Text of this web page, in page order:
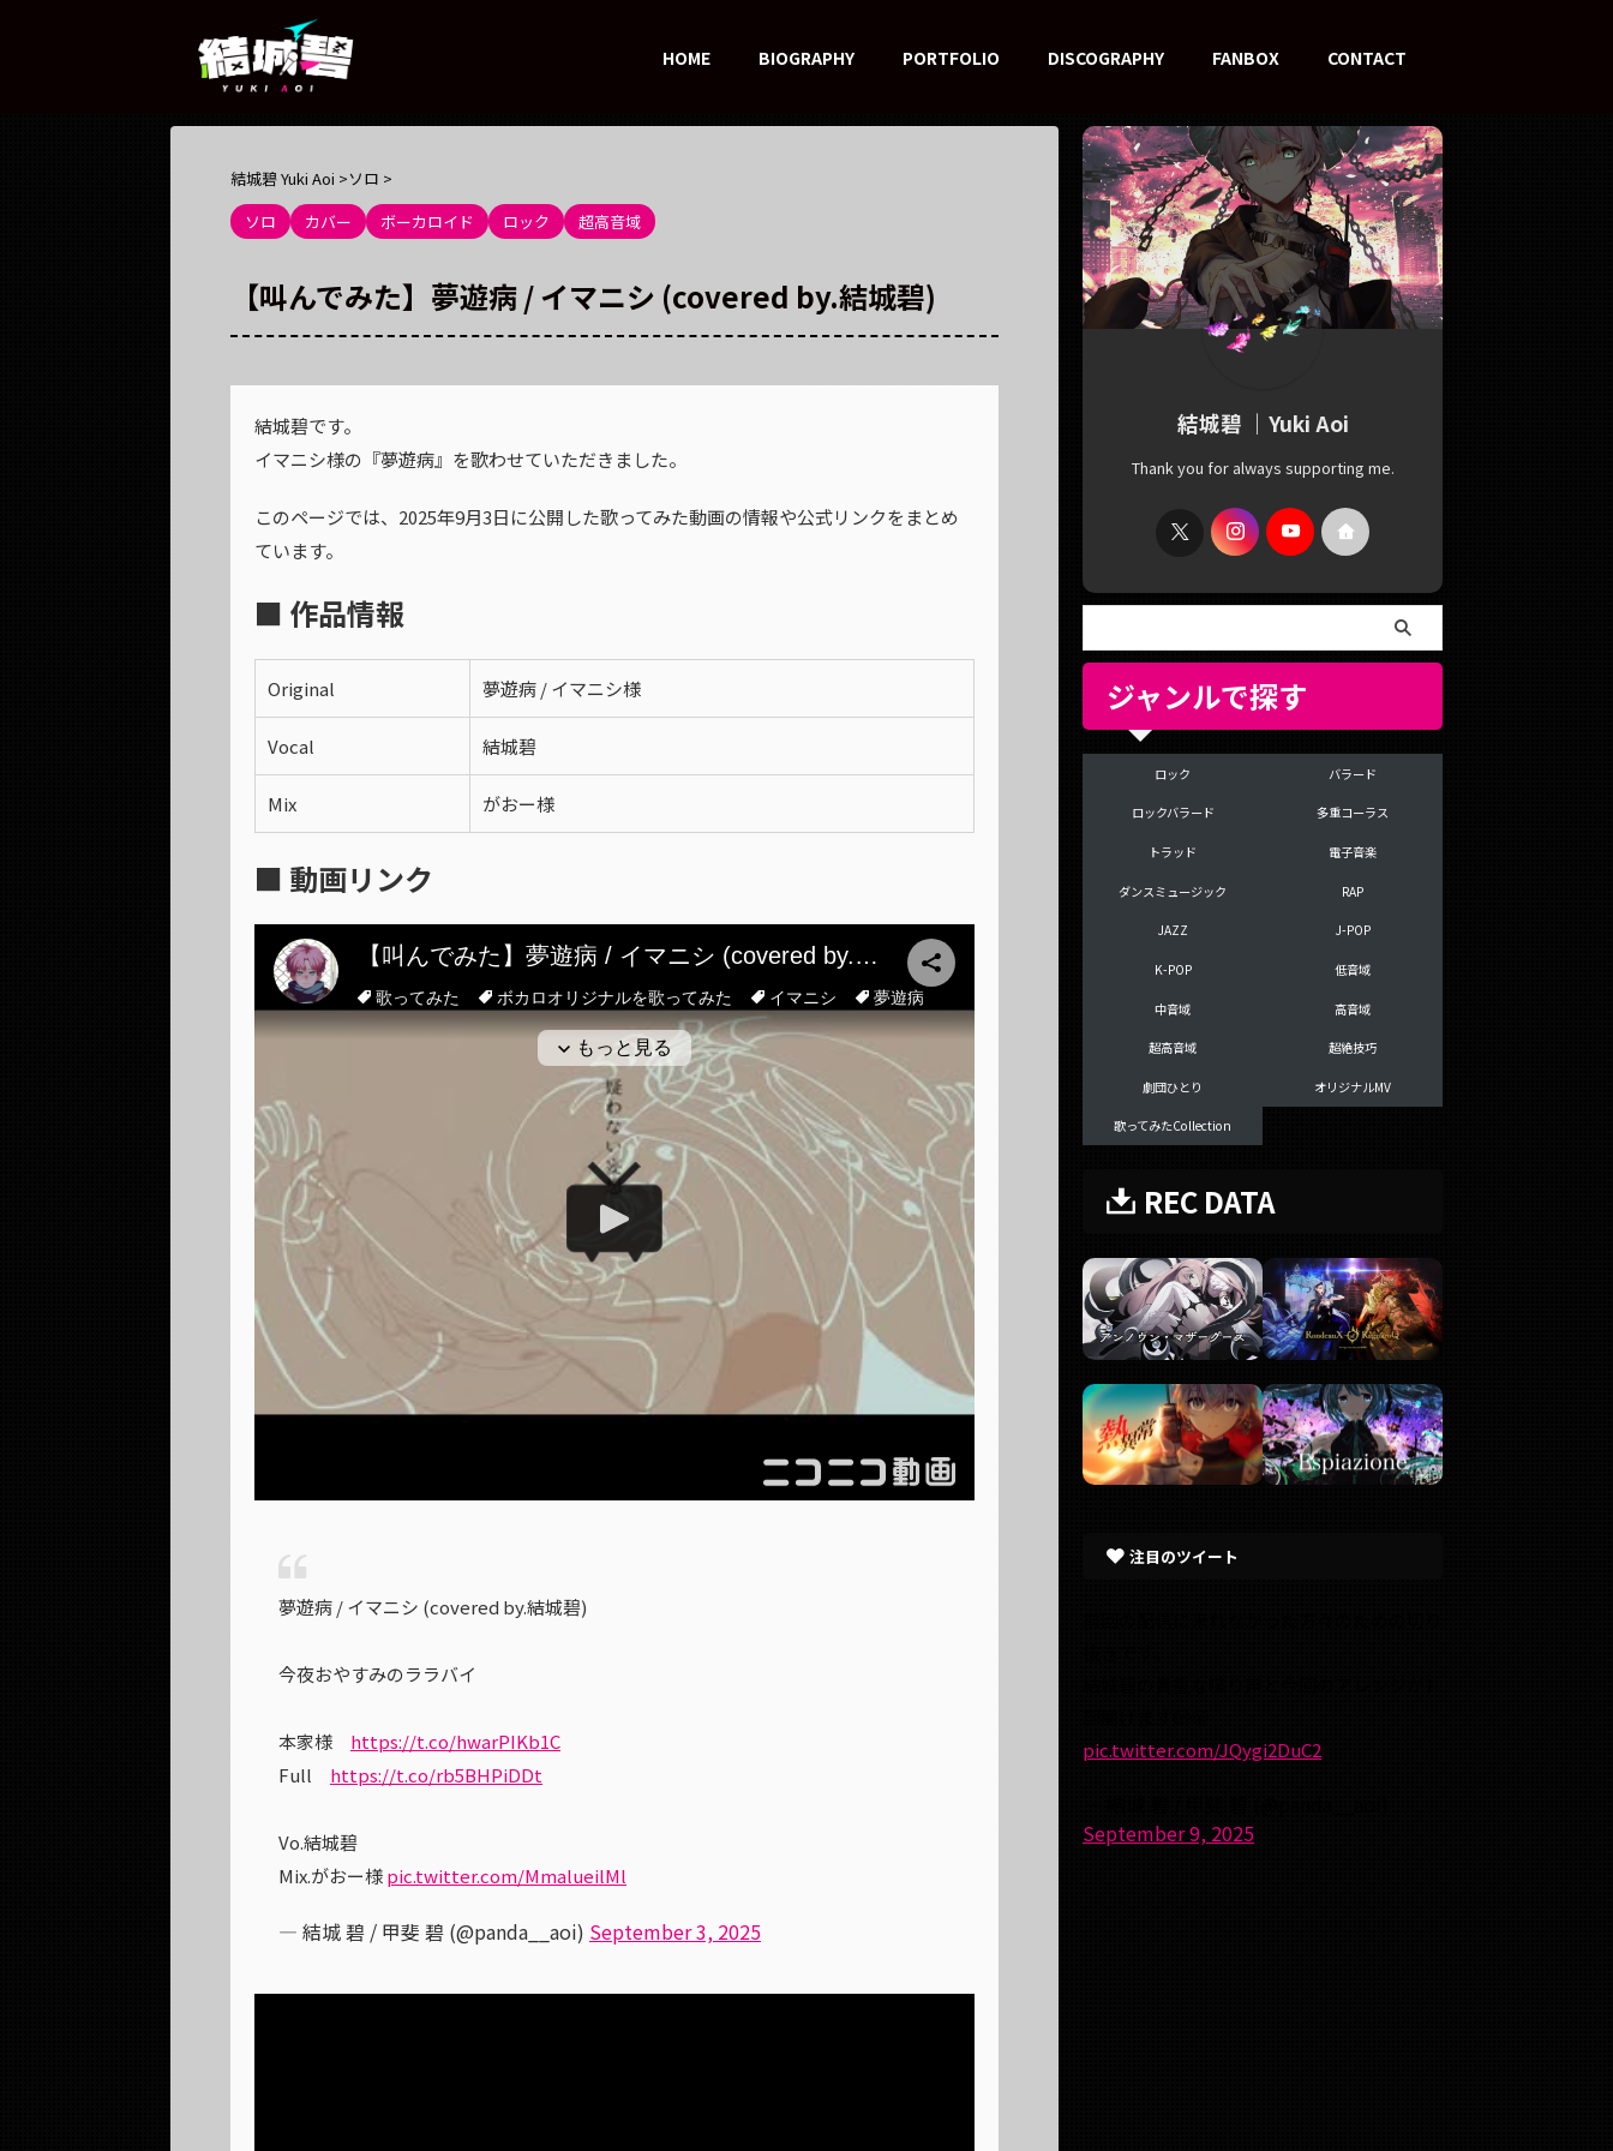
HOME BIOGRAPHY PORTFOLIO DISCOGRAPHY FANBOX CONTACT
結城碧 Yuki Aoi >ソロ >
ソロ
カバー ボーカロイド ロック 超高音域
【叫んでみた】夢遊病 / イマニシ (covered by.結城碧)
結城碧です。
イマニシ様の『夢遊病』を歌わせていただきました。
このページでは、2025年9月3日に公開した歌ってみた動画の情報や公式リンクをまとめ
ています。
■ 作品情報
Original 夢遊病 / イマニシ様
Vocal 結城碧
Mix がおー様
■ 動画リンク
夢遊病 / イマニシ (covered by.結城碧)
今夜おやすみのララバイ
本家様 https://t.co/hwarPIKb1C
Full https://t.co/rb5BHPiDDt
Vo.結城碧
Mix.がおー様pic.twitter.com/MmalueilMl
— 結城 碧 / 甲斐 碧 (@panda__aoi) September 3, 2025
結城碧 ｜Yuki Aoi
Thank you for always supporting me.
ジャンルで探す
ロック
ロックバラード
トラッド
ダンスミュージック
JAZZ
K-POP
中音域
超高音域
劇団ひとり
歌ってみたCollection
バラード
多重コーラス
電子音楽
RAP
J-POP
低音域
高音域
超絶技巧
オリジナルMV
REC DATA
注目のツイート
pic.twitter.com/JQygi2DuC2
September 9, 2025